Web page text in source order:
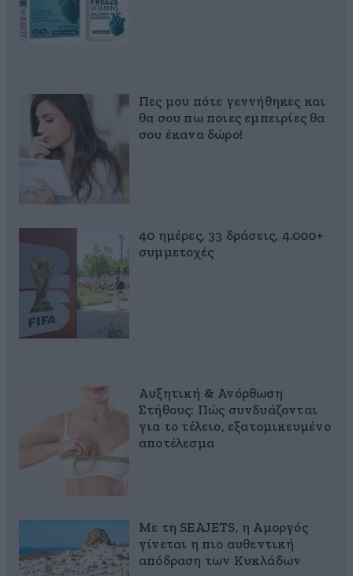
Πες μου πότε γεννήθηκες και
θα σου πω ποιες εμπειρίες θα
σου έκανα δώρο!
40 ημέρες, 33 δράσεις, 4.000+
συμμετοχές
Αυξητική & Ανόρθωση
Στήθους: Πώς συνδυάζονται
για το τέλειο, εξατομικευμένο
αποτέλεσμα
Με τη SEAJETS, η Αμοργός
γίνεται η πιο αυθεντική
απόδραση των Κυκλάδων